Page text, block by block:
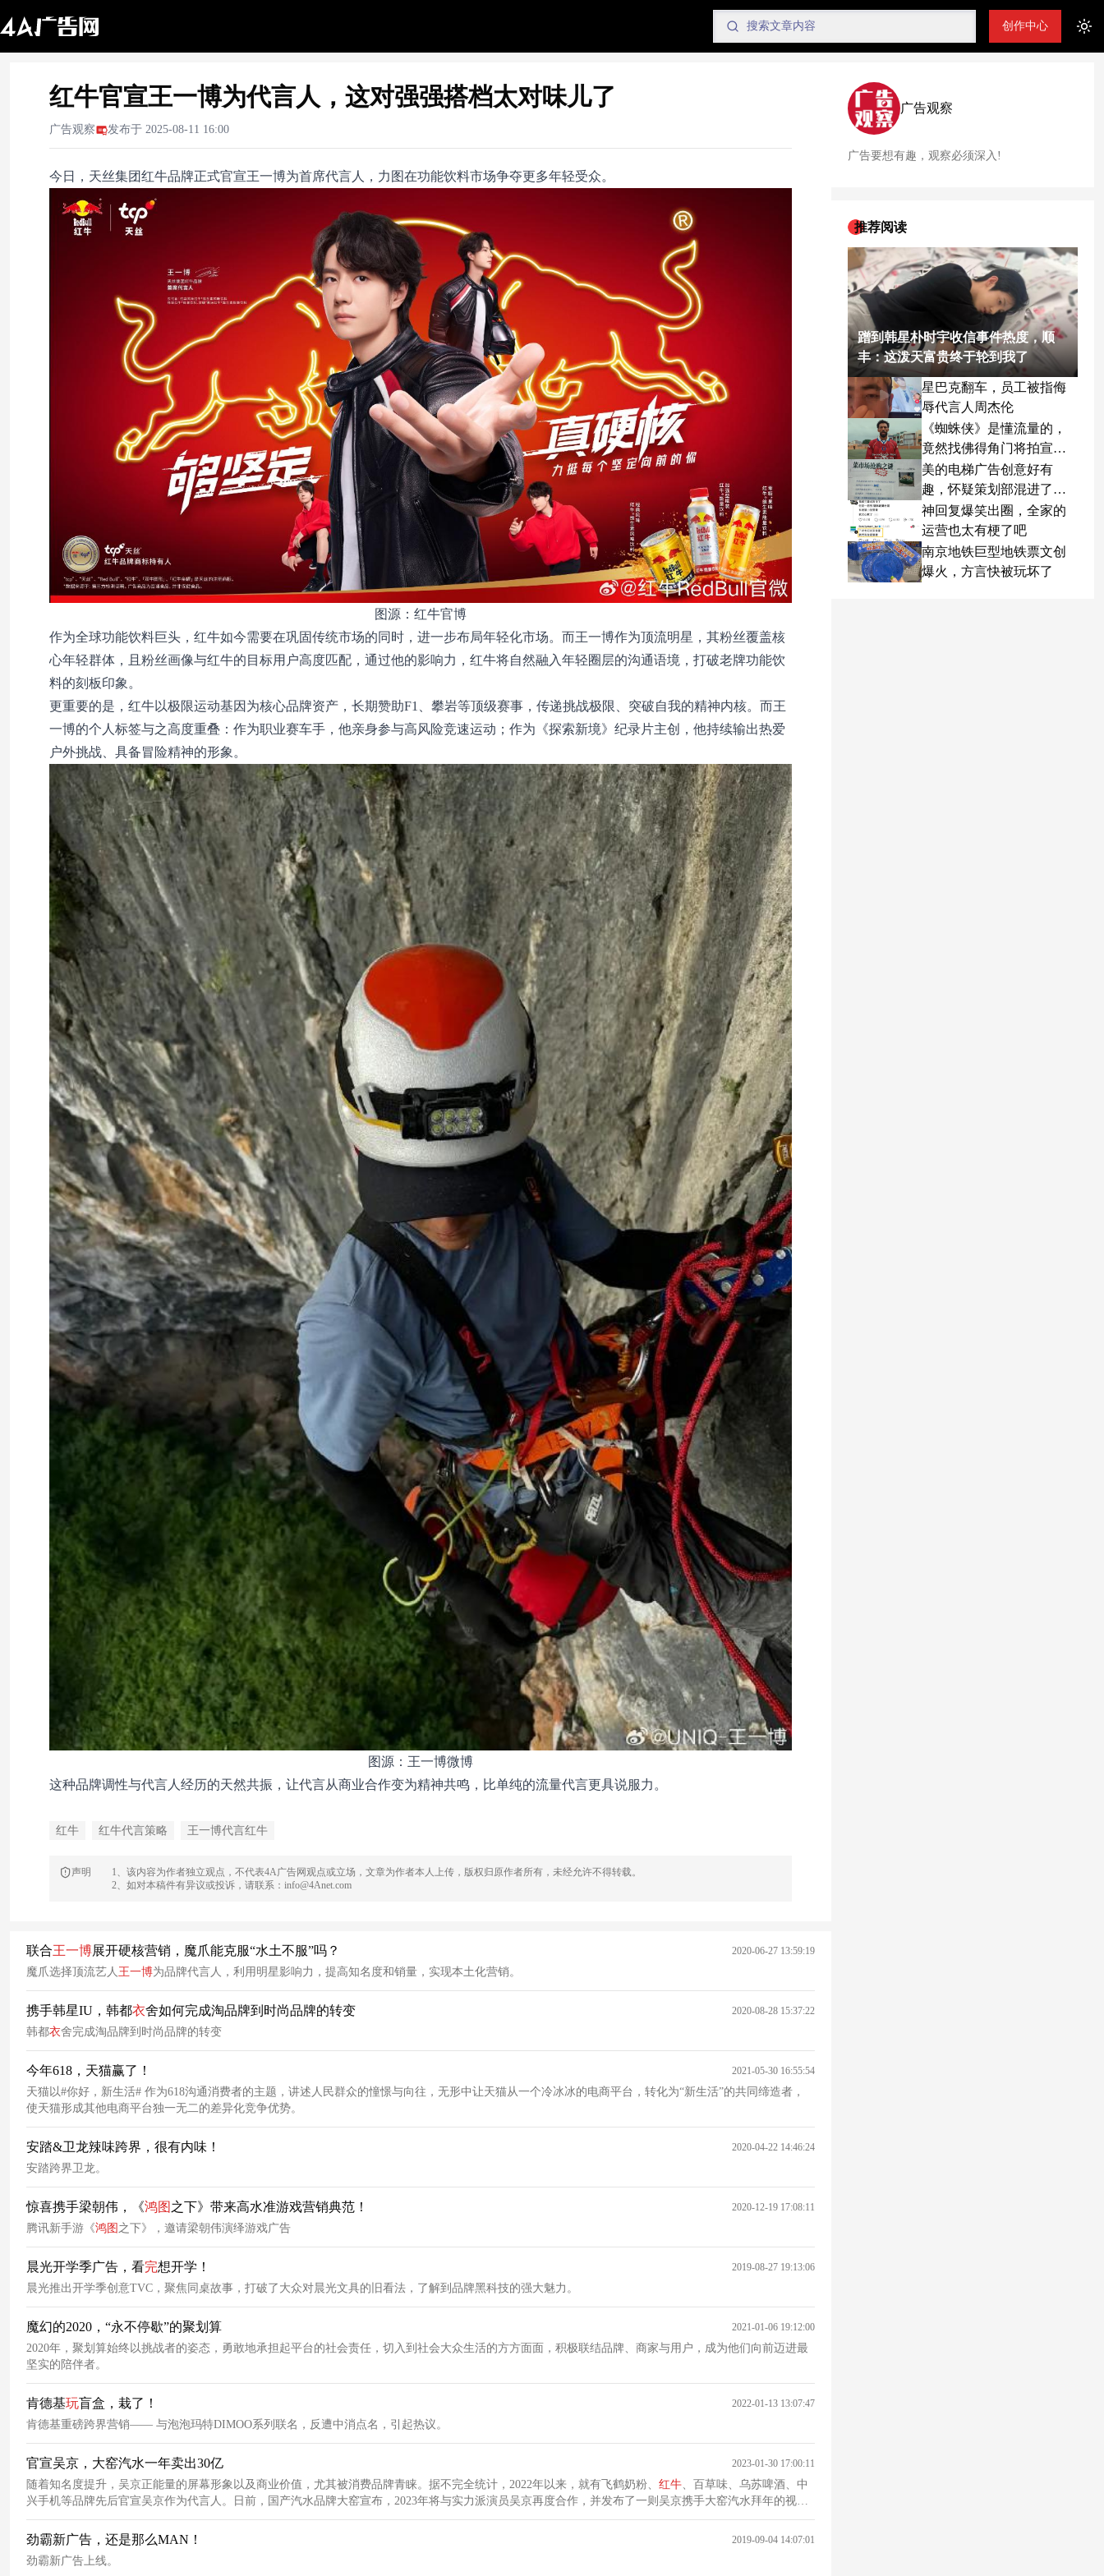
创作中心
红牛官宣王一博为代言人，这对强强搭档太对味儿了
广告观察 发布于 2025-08-11 16:00
今日，天丝集团红牛品牌正式官宣王一博为首席代言人，力图在功能饮料市场争夺更多年轻受众。
图源：红牛官博
作为全球功能饮料巨头，红牛如今需要在巩固传统市场的同时，进一步布局年轻化市场。而王一博作为顶流明星，其粉丝覆盖核
心年轻群体，且粉丝画像与红牛的目标用户高度匹配，通过他的影响力，红牛将自然融入年轻圈层的沟通语境，打破老牌功能饮
料的刻板印象。
更重要的是，红牛以极限运动基因为核心品牌资产，长期赞助F1、攀岩等顶级赛事，传递挑战极限、突破自我的精神内核。而王
一博的个人标签与之高度重叠：作为职业赛车手，他亲身参与高风险竞速运动；作为《探索新境》纪录片主创，他持续输出热爱
户外挑战、具备冒险精神的形象。
图源：王一博微博
这种品牌调性与代言人经历的天然共振，让代言从商业合作变为精神共鸣，比单纯的流量代言更具说服力。
红牛 红牛代言策略 王一博代言红牛
声明
1、该内容为作者独立观点，不代表4A广告网观点或立场，文章为作者本人上传，版权归原作者所有，未经允许不得转载。
2、如对本稿件有异议或投诉，请联系：info@4Anet.com
联合王一博展开硬核营销，魔爪能克服“水土不服”吗？ 2020-06-27 13:59:19
魔爪选择顶流艺人王一博为品牌代言人，利用明星影响力，提高知名度和销量，实现本土化营销。
携手韩星IU，韩都衣舍如何完成淘品牌到时尚品牌的转变 2020-08-28 15:37:22
韩都衣舍完成淘品牌到时尚品牌的转变
今年618，天猫赢了！ 2021-05-30 16:55:54
天猫以#你好，新生活# 作为618沟通消费者的主题，讲述人民群众的憧憬与向往，无形中让天猫从一个冷冰冰的电商平台，转化为“新生活”的共同缔造者，
使天猫形成其他电商平台独一无二的差异化竞争优势。
安踏&卫龙辣味跨界，很有内味！ 2020-04-22 14:46:24
安踏跨界卫龙。
惊喜携手梁朝伟，《鸿图 之下》带来高水准游戏营销典范！ 2020-12-19 17:08:11
腾讯新手游《鸿图 之下》，邀请梁朝伟演绎游戏广告
晨光开学季广告，看完想开学！ 2019-08-27 19:13:06
晨光推出开学季创意TVC，聚焦同桌故事，打破了大众对晨光文具的旧看法，了解到品牌黑科技的强大魅力。
魔幻的2020，“永不停歇”的聚划算 2021-01-06 19:12:00
2020年，聚划算始终以挑战者的姿态，勇敢地承担起平台的社会责任，切入到社会大众生活的方方面面，积极联结品牌、商家与用户，成为他们向前迈进最
坚实的陪伴者。
肯德基玩盲盒，栽了！ 2022-01-13 13:07:47
肯德基重磅跨界营销—— 与泡泡玛特DIMOO系列联名，反遭中消点名，引起热议。
官宣吴京，大窑汽水一年卖出30亿 2023-01-30 17:00:11
随着知名度提升，吴京正能量的屏幕形象以及商业价值，尤其被消费品牌青睐。据不完全统计，2022年以来，就有飞鹤奶粉、 红牛、百草味、乌苏啤酒、中
兴手机等品牌先后官宣吴京作为代言人。日前，国产汽水品牌大窑宣布，2023年将与实力派演员吴京再度合作，并发布了一则吴京携手大窑汽水拜年的视
频。
劲霸新广告，还是那么MAN！ 2019-09-04 14:07:01
劲霸新广告上线。
广告观察
广告要想有趣，观察必须深入!
推荐阅读
蹭到韩星朴时宇收信事件热度，顺
丰：这泼天富贵终于轮到我了
星巴克翻车，员工被指侮
辱代言人周杰伦
《蜘蛛侠》是懂流量的，
竟然找佛得角门将拍宣传
片
美的电梯广告创意好有
趣，怀疑策划部混进了天
才
神回复爆笑出圈，全家的
运营也太有梗了吧
南京地铁巨型地铁票文创
爆火，方言快被玩坏了